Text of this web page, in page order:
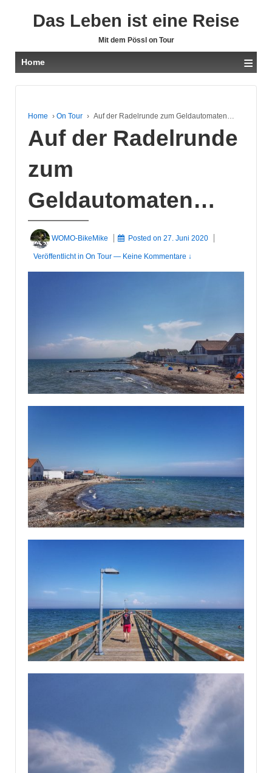
Das Leben ist eine Reise
Mit dem Pössl on Tour
Home ≡
Home › On Tour › Auf der Radelrunde zum Geldautomaten…
Auf der Radelrunde
zum
Geldautomaten…
WOMO-BikeMike Posted on27. Juni 2020
Veröffentlicht in On Tour — Keine Kommentare ↓